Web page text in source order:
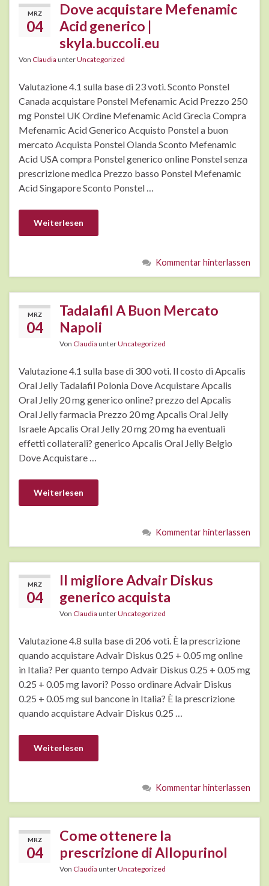
MRZ
04
Dove acquistare Mefenamic
Acid generico |
skyla.buccoli.eu
Von Claudia unterUncategorized
Valutazione 4.1 sulla base di 23 voti. Sconto Ponstel
Canada acquistare Ponstel Mefenamic Acid Prezzo 250
mg Ponstel UK Ordine Mefenamic Acid Grecia Compra
Mefenamic Acid Generico Acquisto Ponstel a buon
mercato Acquista Ponstel Olanda Sconto Mefenamic
Acid USA compra Ponstel generico online Ponstel senza
prescrizione medica Prezzo basso Ponstel Mefenamic
Acid Singapore Sconto Ponstel …
Weiterlesen
Kommentar hinterlassen
MRZ
04
Tadalafil A Buon Mercato
Napoli
Von Claudia unterUncategorized
Valutazione 4.1 sulla base di 300 voti. Il costo di Apcalis
Oral Jelly Tadalafil Polonia Dove Acquistare Apcalis
Oral Jelly 20 mg generico online? prezzo del Apcalis
Oral Jelly farmacia Prezzo 20 mg Apcalis Oral Jelly
Israele Apcalis Oral Jelly 20 mg 20 mg ha eventuali
effetti collaterali? generico Apcalis Oral Jelly Belgio
Dove Acquistare …
Weiterlesen
Kommentar hinterlassen
MRZ
04
Il migliore Advair Diskus
generico acquista
Von Claudia unterUncategorized
Valutazione 4.8 sulla base di 206 voti. È la prescrizione
quando acquistare Advair Diskus 0.25 + 0.05 mg online
in Italia? Per quanto tempo Advair Diskus 0.25 + 0.05 mg
0.25 + 0.05 mg lavori? Posso ordinare Advair Diskus
0.25 + 0.05 mg sul bancone in Italia? È la prescrizione
quando acquistare Advair Diskus 0.25 …
Weiterlesen
Kommentar hinterlassen
MRZ
04
Come ottenere la
prescrizione di Allopurinol
Von Claudia unterUncategorized